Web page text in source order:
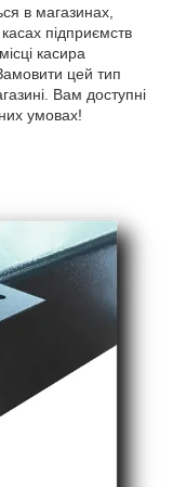
в магазинах,
підприємств
касира
цей тип
Вам доступні
умовах!